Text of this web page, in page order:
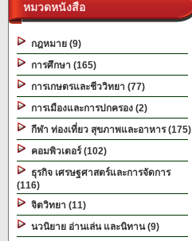
หมวดหนังสือ
กฎหมาย (9)
การศึกษา (165)
การเกษตรและชีววิทยา (77)
การเมืองและการปกครอง (2)
กีฬา ท่องเที่ยว สุขภาพและอาหาร (175)
คอมพิวเตอร์ (102)
ธุรกิจ เศรษฐศาสตร์และการจัดการ
(116)
จิตวิทยา (11)
นวนิยาย อ่านเล่น และนิทาน (9)